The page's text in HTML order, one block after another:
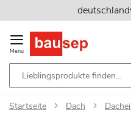
Inhalt
springen
Menu
Startseite Dach